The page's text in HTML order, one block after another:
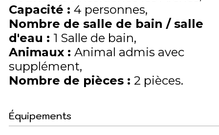
Capacité : 4 personnes
Nombre de salle de bain / salle
d'eau : 1 Salle de bain
Animaux : Animal admis avec
supplément
Nombre de pièces : 2 pièces
Équipements